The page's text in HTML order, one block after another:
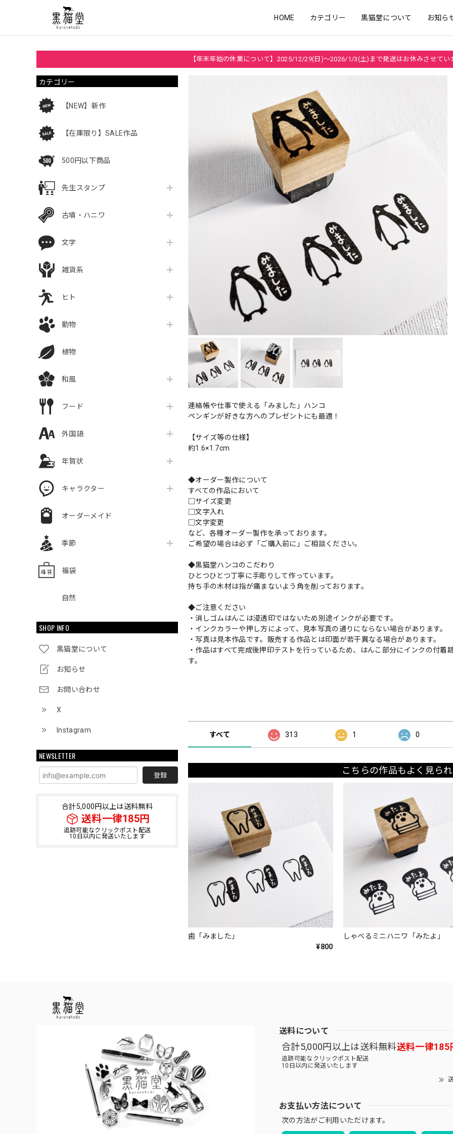
HOME カテゴリー 黒猫堂について お知ら
【年末年始の休業について】2025/12/29(日)～2026/1/3(土)まで発送はお休みさせてい
カテゴリー
【NEW】新作
【在庫限り】SALE作品
500円以下商品
先生スタンプ
古墳・ハニワ
文字
雑貨系
ヒト
動物
植物
和風
フード
外国語
年賀状
キャラクター
オーダーメイド
季節
福袋
自然
SHOP INFO
黒猫堂について
お知らせ
お問い合わせ
X
Instagram
NEWSLETTER
登録
合計5,000円以上は送料無料
送料一律185円
追跡可能なクリックポスト配送
10日以内に発送いたします
連絡帳や仕事で使える「みました」ハンコ
ペンギンが好きな方へのプレゼントにも最適！
【サイズ等の仕様】
約1.6×1.7cm
◆オーダー製作について
すべての作品において
□サイズ変更
□文字入れ
□文字変更
など、各種オーダー製作を承っております。
ご希望の場合は必ず「ご購入前に」ご相談ください。
◆黒猫堂ハンコのこだわり
ひとつひとつ丁寧に手彫りして作っています。
持ち手の木材は指が痛まないよう角を削っております。
◆ご注意ください
・消しゴムはんこは浸透印ではないため別途インクが必要です。
・インクカラーや押し方によって、見本写真の通りにならない場合があります。
・写真は見本作品です。販売する作品とは印面が若干異なる場合があります。
・作品はすべて完成後押印テストを行っているため、はんこ部分にインクの付
す。
すべて 313 1 0
こちらの作品もよく見ら
歯「みました」
¥800
しゃべるミニハニワ「みたよ」
送料について
合計5,000円以上は送料無料送料一律185
追跡可能なクリックポスト配送
10日以内に発送いたします
お支払い方法について
次の方法がご利用いただけます。